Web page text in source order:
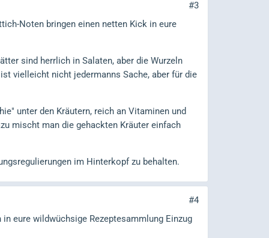
#3
Noten bringen einen netten Kick in eure
sind herrlich in Salaten, aber die Wurzeln
vielleicht nicht jedermanns Sache, aber für die
unter den Kräutern, reich an Vitaminen und
mischt man die gehackten Kräuter einfach
im Hinterkopf zu behalten.
#4
eure wildwüchsige Rezeptesammlung Einzug